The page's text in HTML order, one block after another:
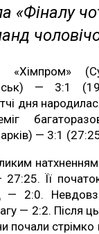
«Фіналу
— 3:1
дня
— 3:1
Її
2:0.
— 2:2. Після
почали